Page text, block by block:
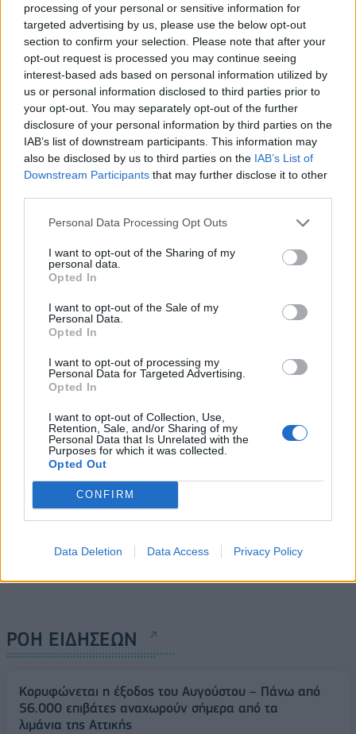
processing of your personal or sensitive information for
targeted advertising by us, please use the below opt-out
section to confirm your selection. Please note that after your
opt-out request is processed you may continue seeing
interest-based ads based on personal information utilized by
us or personal information disclosed to third parties prior to
your opt-out. You may separately opt-out of the further
disclosure of your personal information by third parties on the
IAB’s list of downstream participants. This information may
also be disclosed by us to third parties on the IAB’s List of
Downstream Participants that may further disclose it to other
Personal Data Processing Opt Outs
I want to opt-out of the Sharing of my
personal data.
Opted In
I want to opt-out of the Sale of my
Personal Data.
Opted In
I want to opt-out of processing my
Personal Data for Targeted Advertising.
Opted In
I want to opt-out of Collection, Use,
Retention, Sale, and/or Sharing of my
Personal Data that Is Unrelated with the
Purposes for which it was collected.
Opted Out
CONFIRM
Data Deletion Data Access Privacy Policy
Alpha Bank: Για πρώτη φορά το Αρχαίο Θέατρο Επιδαύρου άνοιξε τις
πύλες του σε όλους
ΠΕΡΙΣΣΌΤΕΡΑ ΣΕ ΑΥΤΉ ΤΗΝ ΚΑΤΗΓΟΡΊΑ
Πορτογαλία: Το 67,8% των
υπέρ της διεξαγωγής
πρόωρων εκλογών
ΟΗΕ: Αντιμέτωποι με τον
09/11/2023 - 21:10
ΡΟΗ ΕΙΔΗΣΕΩΝ
Κορυφώνεται η έξοδος του Αυγούστου – Πάνω από
56.000 επιβάτες αναχωρούν σήμερα από τα
λιμάνια της Αττικής